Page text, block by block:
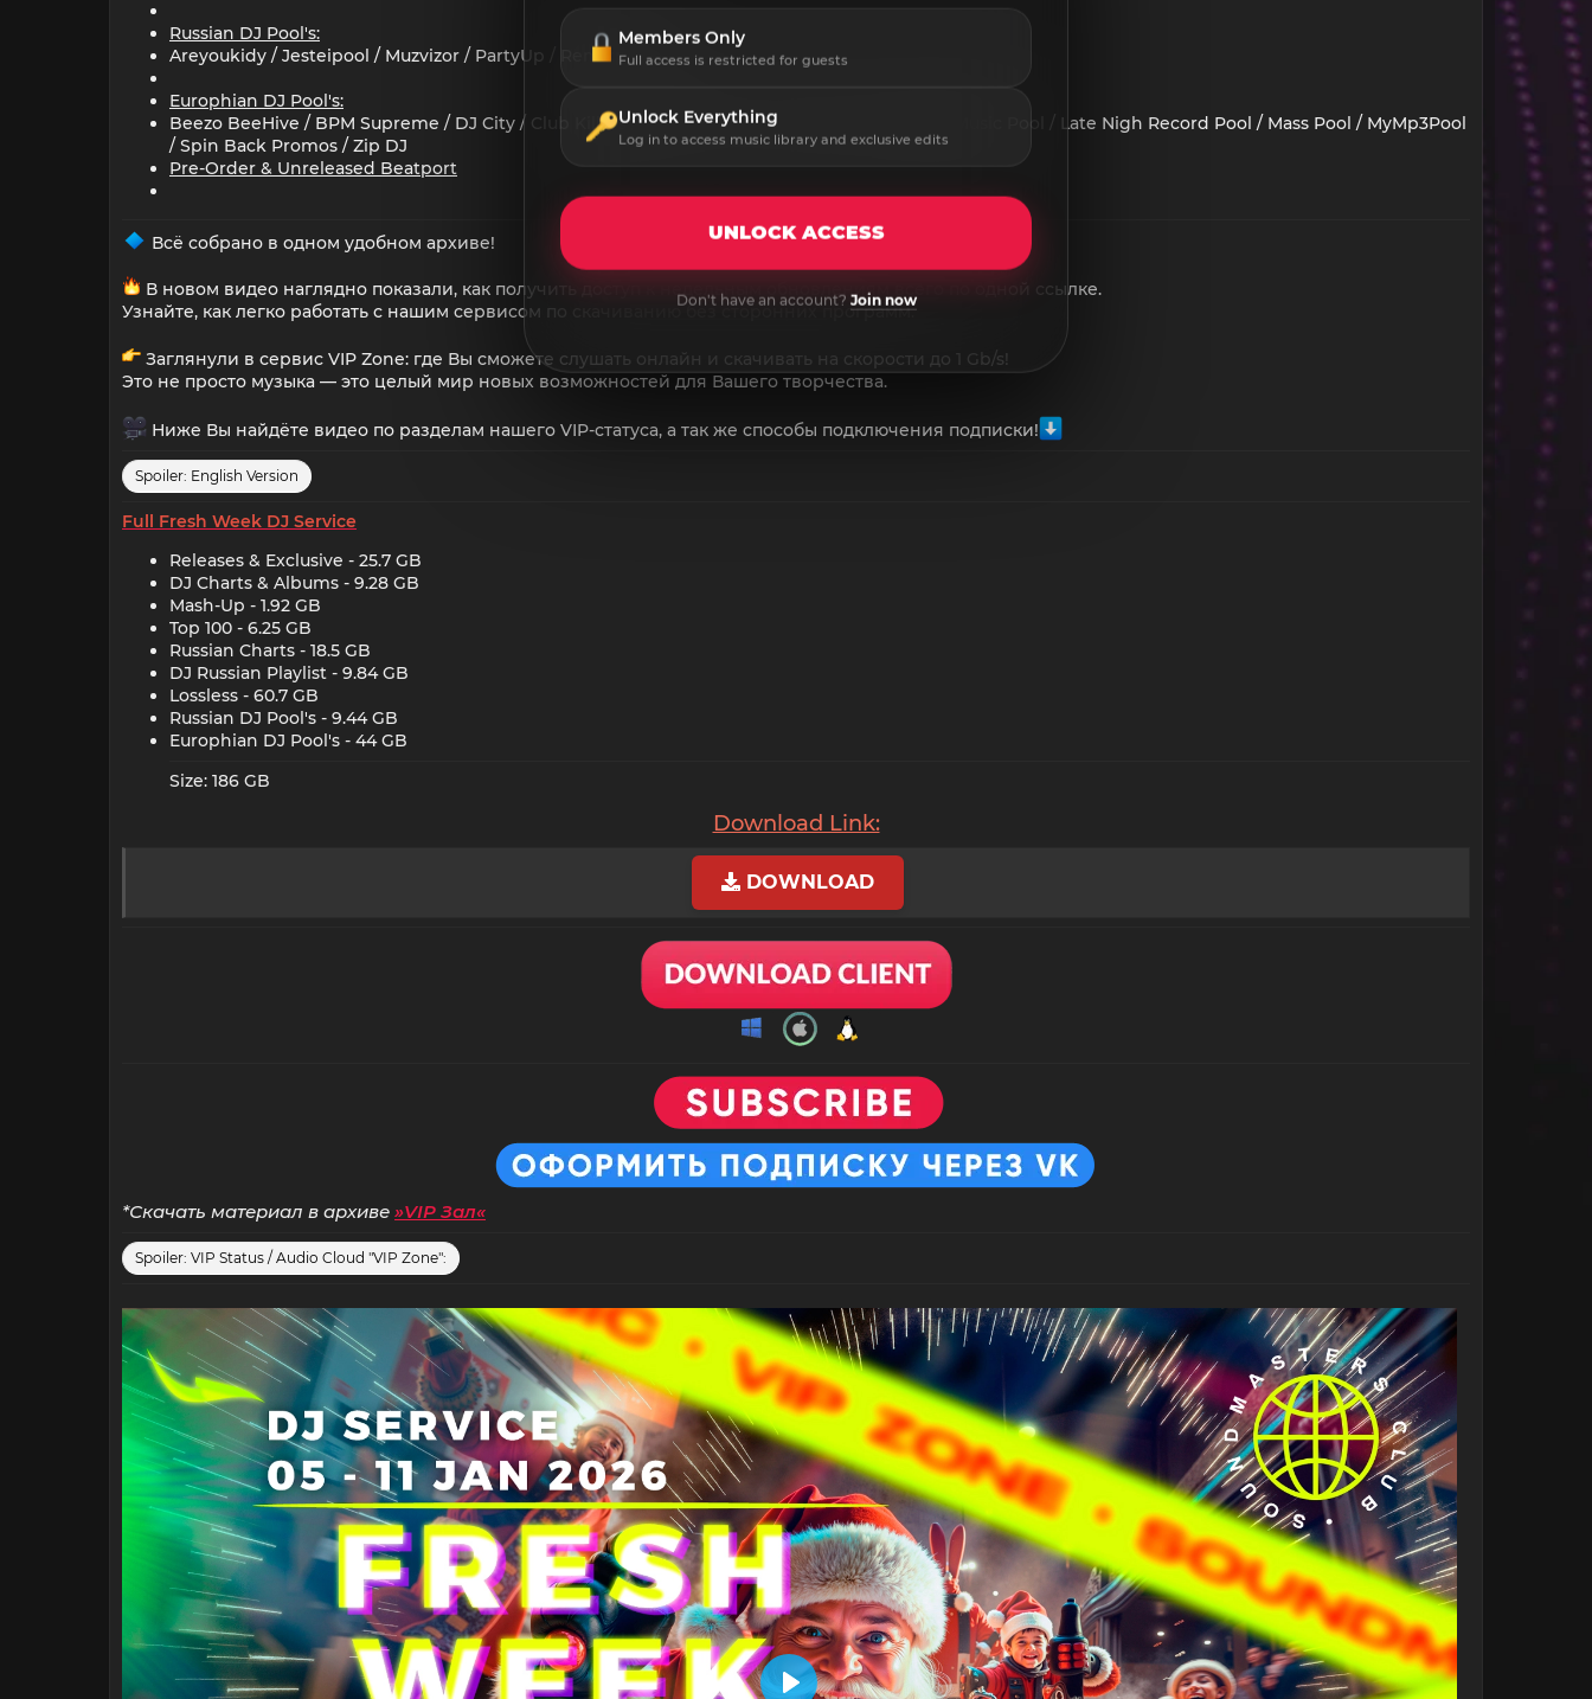
Russian DJ Pool's:
Areyoukidy / Jesteipool / Muzvizor / PartyUp / Remixpool
Europhian DJ Pool's:
Beezo BeeHive / BPM Supreme / DJ City / Club Killers / Crack 4 DJs / Crooklyn Clan / Digital Music Pool / Late Nigh Record Pool / Mass Pool / MyMp3Pool
/ Spin Back Promos / Zip DJ
Pre-Order & Unreleased Beatport
Всё собрано в одном удобном архиве!
В новом видео наглядно показали, как получить доступ к недельным обновлениям всего по одной ссылке.
Узнайте, как легко работать с нашим сервисом по скачиванию без сторонних программ.
Заглянули в сервис VIP Zone: где Вы сможете слушать онлайн и скачивать на скорости до 1 Gb/s!
Это не просто музыка — это целый мир новых возможностей для Вашего творчества.
Ниже Вы найдёте видео по разделам нашего VIP-статуса, а так же способы подключения подписки!
Spoiler: English Version
Full Fresh Week DJ Service
Releases & Exclusive - 25.7 GB​
DJ Charts & Albums - 9.28 GB​
Mash-Up - 1.92 GB​
Top 100 - 6.25 GB​
Russian Charts - 18.5 GB​
DJ Russian Playlist - 9.84 GB​
Lossless - 60.7 GB​
Russian DJ Pool's - 9.44 GB​
Europhian DJ Pool's - 44 GB​
Size: 186 GB​
Download Link:
DOWNLOAD
*Скачать материал в архиве »VIP Зал«
Spoiler: VIP Status / Audio Cloud "VIP Zone":
Members Only
Full access is restricted for guests
Unlock Everything
Log in to access music library and exclusive edits
UNLOCK ACCESS
Don't have an account? Join now